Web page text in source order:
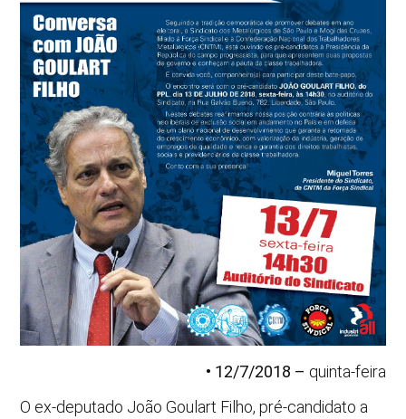
• 12/7/2018 – quinta-feira
O ex-deputado João Goulart Filho, pré-candidato a